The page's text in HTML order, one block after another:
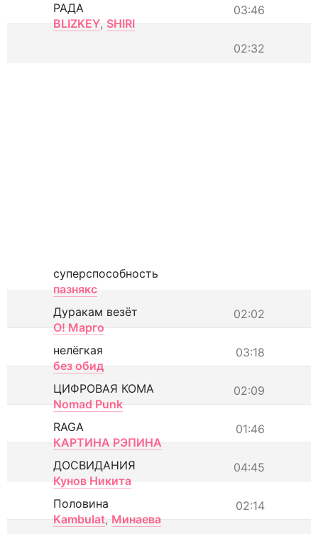
03:46
РАДА
BLIZKEY, SHIRI
02:32
суперспособность
пазнякс
02:02
Дуракам везёт
О! Марго
03:18
нелёгкая
без обид
02:09
ЦИФРОВАЯ КОМА
Nomad Punk
01:46
RAGA
КАРТИНА РЭПИНА
04:45
ДОСВИДАНИЯ
Кунов Никита
02:14
Половина
Kambulat, Минаева